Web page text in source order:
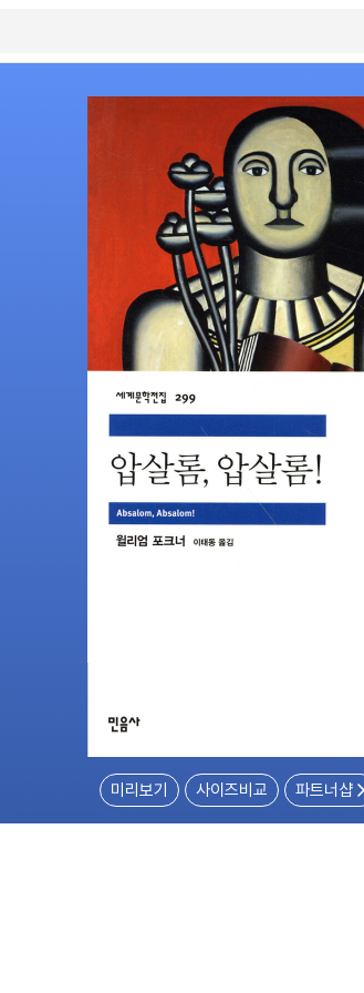
미리보기 사이즈비교 파트너샵